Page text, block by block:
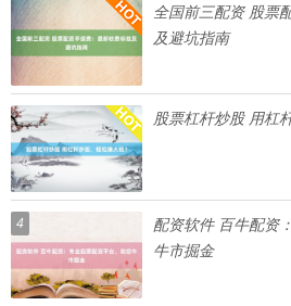
全国前三配资 股票
及避坑指南
股票杠杆炒股 用杠
4
配资软件 百牛配资
牛市掘金